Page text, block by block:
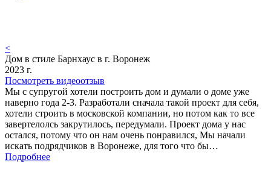
<
Дом в стиле Барнхаус в г. Воронеж
2023 г.
Посмотреть видеоотзыв
Мы с супругой хотели построить дом и думали о доме уже
наверно года 2-3. Разработали сначала такой проект для себя,
хотели строить в московской компании, но потом как то все
завертелолсь закрутилось, передумали. Проект дома у нас
остался, потому что он нам очень понравился, Мы начали
искать подрядчиков в Воронеже, для того что бы…
Подробнее